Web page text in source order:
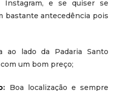
e se quiser se
bastante antecedência pois
ao lado da Padaria Santo
um bom preço;
: Boa localização e sempre